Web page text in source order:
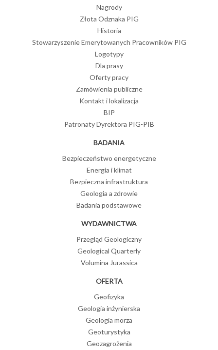
Nagrody
Złota Odznaka PIG
Historia
Stowarzyszenie Emerytowanych Pracowników PIG
Logotypy
Dla prasy
Oferty pracy
Zamówienia publiczne
Kontakt i lokalizacja
BIP
Patronaty Dyrektora PIG-PIB
BADANIA
Bezpieczeństwo energetyczne
Energia i klimat
Bezpieczna infrastruktura
Geologia a zdrowie
Badania podstawowe
WYDAWNICTWA
Przegląd Geologiczny
Geological Quarterly
Volumina Jurassica
OFERTA
Geofizyka
Geologia inżynierska
Geologia morza
Geoturystyka
Geozagrożenia